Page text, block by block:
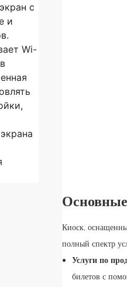
с
и
Wi-
Киоск,
полный спектр
Услуги по
билетов с